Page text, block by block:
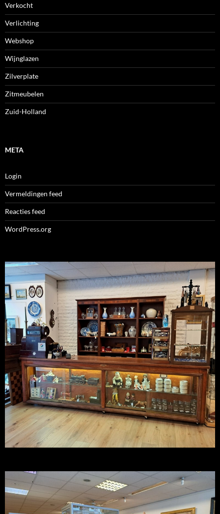
Verkocht
Verlichting
Webshop
Wijnglazen
Zilverplate
Zitmeubelen
Zuid-Holland
META
Login
Vermeldingen feed
Reacties feed
WordPress.org